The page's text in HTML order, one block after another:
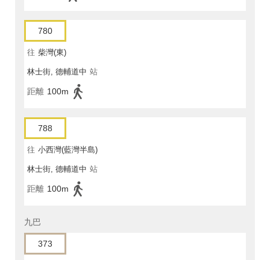
780
往 柴灣(東)
林士街, 德輔道中 站
距離 100m
788
往 小西灣(藍灣半島)
林士街, 德輔道中 站
距離 100m
九巴
373